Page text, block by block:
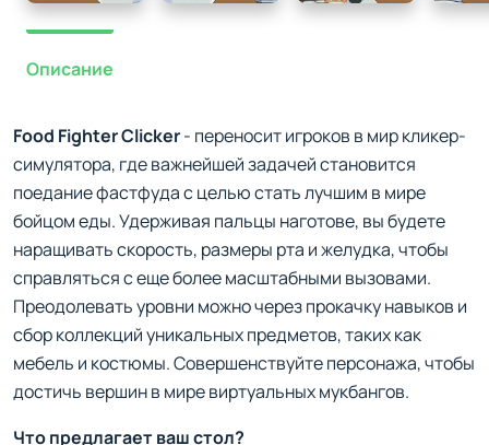
Описание
Food Fighter Clicker- переносит игроков в мир кликер-
симулятора, где важнейшей задачей становится
поедание фастфуда с целью стать лучшим в мире
бойцом еды. Удерживая пальцы наготове, вы будете
наращивать скорость, размеры рта и желудка, чтобы
справляться с еще более масштабными вызовами.
Преодолевать уровни можно через прокачку навыков и
сбор коллекций уникальных предметов, таких как
мебель и костюмы. Совершенствуйте персонажа, чтобы
достичь вершин в мире виртуальных мукбангов.
Что предлагает ваш стол?